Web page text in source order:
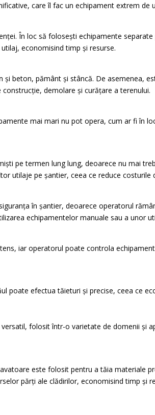
care îl fac un echipament extrem de
În loc să folosești echipamente
economisind timp și resurse.
beton, pământ și stâncă. De asemenea,
demolare și curățare a terenului.
mai mari nu pot opera, cum ar fi în
pe termen lung lung, deoarece nu mai
utilaje pe șantier, ceea ce reduce costurile
în șantier, deoarece operatorul
echipamentelor manuale sau a unor
iar operatorul poate controla
poate efectua tăieturi și precise, ceea ce
folosit într-o varietate de domenii și
este folosit pentru a tăia materiale
părți ale clădirilor, economisind timp și